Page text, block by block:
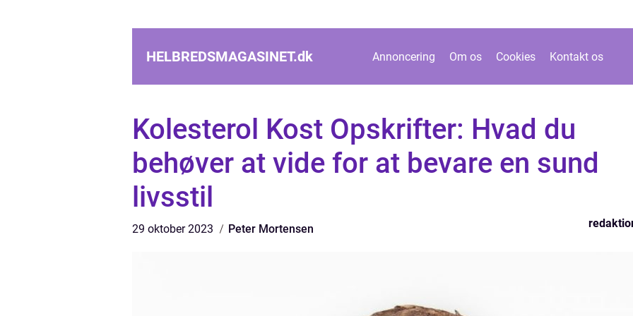
HELBREDSMAGASINET.dk Annoncering Om os Cookies Kontakt os
Kolesterol Kost Opskrifter: Hvad du
behøver at vide for at bevare en sund
livsstil
29 oktober 2023 Peter Mortensen